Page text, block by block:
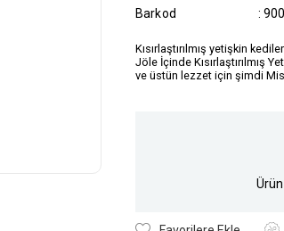
Barkod
:
Kısırlaştırılmış yetişkin
Jöle İçinde Kısırlaştırılmış
ve üstün lezzet için şimdi